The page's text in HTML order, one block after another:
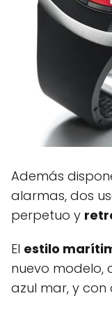
Además
alarmas, dos
perpetuo y
El estilo
nuevo modelo,
azul mar, y con